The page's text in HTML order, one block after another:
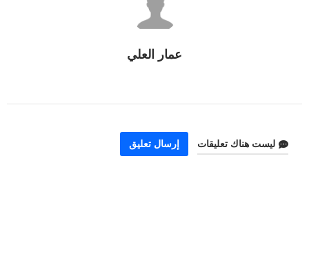
عمار العلي
ليست هناك تعليقات إرسال تعليق